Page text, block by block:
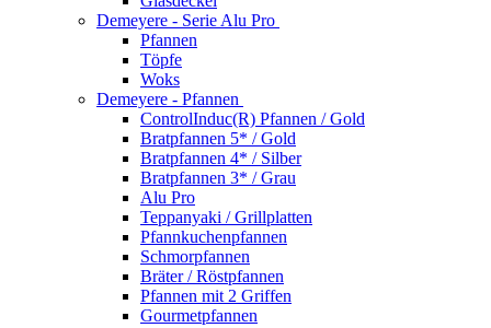
Demeyere - Serie Alu Pro
Pfannen
Töpfe
Woks
Demeyere - Pfannen
ControlInduc(R) Pfannen / Gold
Bratpfannen 5* / Gold
Bratpfannen 4* / Silber
Bratpfannen 3* / Grau
Alu Pro
Teppanyaki / Grillplatten
Pfannkuchenpfannen
Schmorpfannen
Bräter / Röstpfannen
Pfannen mit 2 Griffen
Gourmetpfannen